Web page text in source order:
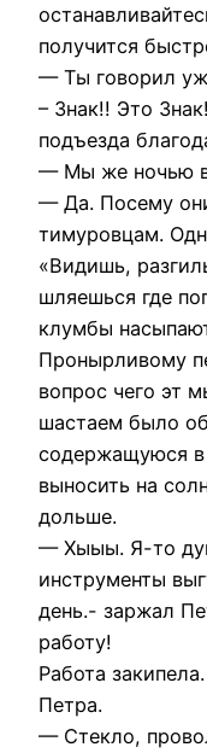
получится
— Ты говорил
– Знак!! Это
подъезда
— Мы же ночью
— Да. Посему
тимуровцам.
«Видишь,
шляешься где
клумбы
Пронырливому
вопрос чего эт
шастаем было
содержащуюся в
выносить на
дольше.
— Хыыы. Я-то
инструменты
день.- заржал
работу!
Работа
Петра.
— Стекло,